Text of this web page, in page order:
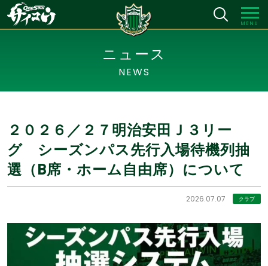
MENU
ニュース
NEWS
２０２６／２７明治安田Ｊ３リー
グ シーズンパス先行入場待機列抽
選（B席・ホーム自由席）について
2026.07.07 クラブ